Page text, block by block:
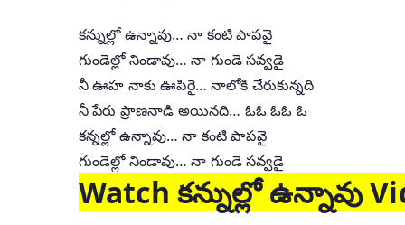
కన్నుల్లో ఉన్నావు… నా కంటి పాపవై
గుండెల్లో నిండావు… నా గుండె సవ్వడై
నీ ఊహ నాకు ఊపిరై… నాలోకి చేరుకున్నది
నీ పేరు ప్రాణనాడి అయినది… ఓఓ ఓఓ ఓ
కన్నల్లో ఉన్నావు… నా కంటి పాపవై
గుండెల్లో నిండావు… నా గుండె సవ్వడై
Watch కన్నుల్లో ఉన్నావు